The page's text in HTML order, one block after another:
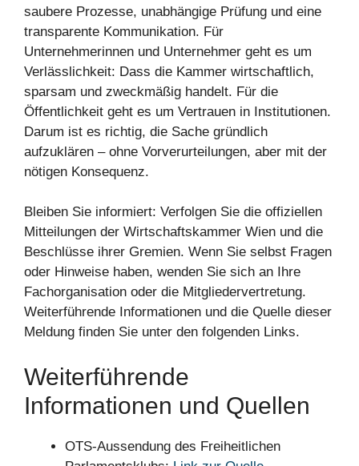
saubere Prozesse, unabhängige Prüfung und eine
transparente Kommunikation. Für
Unternehmerinnen und Unternehmer geht es um
Verlässlichkeit: Dass die Kammer wirtschaftlich,
sparsam und zweckmäßig handelt. Für die
Öffentlichkeit geht es um Vertrauen in Institutionen.
Darum ist es richtig, die Sache gründlich
aufzuklären – ohne Vorverurteilungen, aber mit der
nötigen Konsequenz.
Bleiben Sie informiert: Verfolgen Sie die offiziellen
Mitteilungen der Wirtschaftskammer Wien und die
Beschlüsse ihrer Gremien. Wenn Sie selbst Fragen
oder Hinweise haben, wenden Sie sich an Ihre
Fachorganisation oder die Mitgliedervertretung.
Weiterführende Informationen und die Quelle dieser
Meldung finden Sie unter den folgenden Links.
Weiterführende
Informationen und Quellen
OTS-Aussendung des Freiheitlichen